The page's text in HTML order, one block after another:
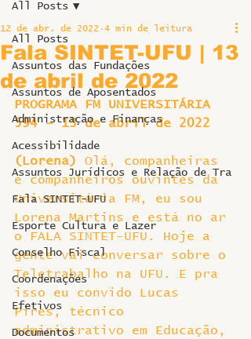
All Posts
Assuntos das Fundações
Assuntos de Aposentados
Administração e Finanças
Acessibilidade
Assuntos Jurídicos e Relação de Tra
Fala SINTET-UFU
Esporte Cultura e Lazer
Conselho Fiscal
Coordenações
Efetivos
Documentos
All Posts
Fala SINTET-UFU | 13
de abril de 2022
12 de abr. de 2022 4 min de leitura
PROGRAMA FM UNIVERSITÁRIA
594 – 13 de abril de 2022
(Lorena)
Olá, companheiras
e companheiros ouvintes da
Universitária FM, eu sou
Lorena Martins e está no ar
o FALA SINTET-UFU. Hoje a
gente vai conversar sobre o
Teletrabalho na UFU. E pra
isso eu convido Lucas
Pires, técnico
administrativo em Educação,